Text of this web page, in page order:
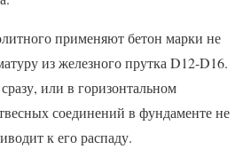
применяют бетон марки не
из железного прутка D12-D16.
или в горизонтальном
соединений в фундаменте не
к его распаду.